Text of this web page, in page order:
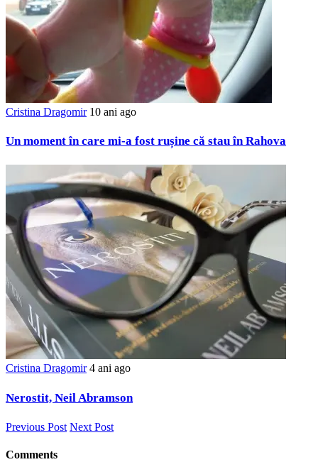
Cristina Dragomir 10 ani ago
Un moment în care mi-a fost rușine că stau în Rahova
Cristina Dragomir 4 ani ago
Nerostit, Neil Abramson
Previous Post Next Post
Comments